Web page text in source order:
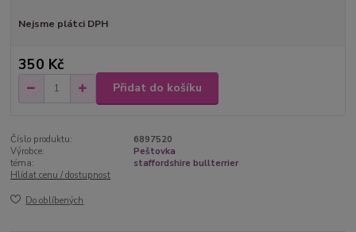
Nejsme plátci DPH
350 Kč
Přidat do košíku
Číslo produktu:
6897520
Výrobce:
Peštovka
téma:
staffordshire bullterrier
Hlídat cenu / dostupnost
Do oblíbených